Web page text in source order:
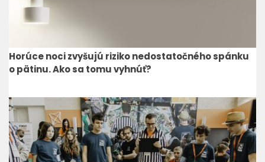
Horúce noci zvyšujú riziko nedostatočného spánku
o pätinu. Ako sa tomu vyhnúť?